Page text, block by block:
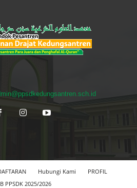
Hubungi Kami
PROFIL
PPSDK 2025/2026